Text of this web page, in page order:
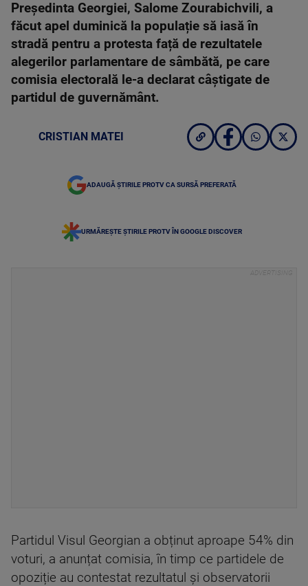
Președinta Georgiei, Salome Zourabichvili, a
făcut apel duminică la populație să iasă în
stradă pentru a protesta față de rezultatele
alegerilor parlamentare de sâmbătă, pe care
comisia electorală le-a declarat câștigate de
partidul de guvernământ.
CRISTIAN MATEI
ADAUGĂ ȘTIRILE PROTV CA SURSĂ PREFERATĂ
URMĂREȘTE ȘTIRILE PROTV ÎN GOOGLE DISCOVER
Partidul Visul Georgian a obținut aproape 54% din
voturi, a anunțat comisia, în timp ce partidele de
opoziție au contestat rezultatul și observatorii